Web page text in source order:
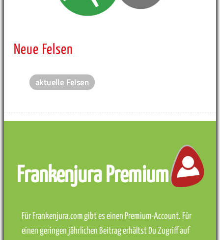
Neue Felsen
aktuelle Felsen
Frankenjura Premium
Für Frankenjura.com gibt es einen Premium-Account. Für
einen geringen jährlichen Beitrag erhältst Du Zugriff auf